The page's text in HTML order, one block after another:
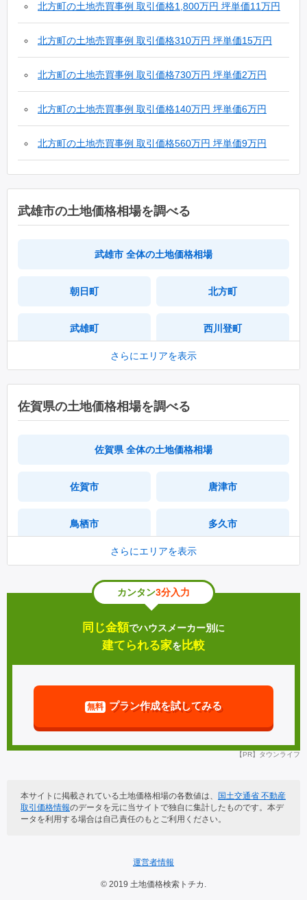
(2016年第３四半期)
北方町の土地売買事例 取引価格1,800万円 坪単価11万円
(2011年第４四半期)
北方町の土地売買事例 取引価格310万円 坪単価15万円
(2009年第１四半期)
北方町の土地売買事例 取引価格730万円 坪単価2万円
(2016年第１四半期)
北方町の土地売買事例 取引価格140万円 坪単価6万円
(2019年第２四半期)
北方町の土地売買事例 取引価格560万円 坪単価9万円
(2013年第３四半期)
武雄市の土地価格相場を調べる
武雄市 全体の土地価格相場
朝日町 北方町
武雄町 西川登町
橘町
さらにエリアを表示
佐賀県の土地価格相場を調べる
佐賀県 全体の土地価格相場
佐賀市 唐津市
鳥栖市 多久市
鹿島市 小城市
嬉野市 神埼市
上峰町 みやき町
玄海町 有田町
白石町 太良町
さらにエリアを表示
カンタン3分入力
同じ金額でハウスメーカー別に
建てられる家を比較
無料 プラン作成を試してみる
【PR】タウンライフ
本サイトに掲載されている土地価格相場の各数値は、
国土交通省 不動産
取引価格情報のデータを元に当サイトで独自に集計したものです。本デ
ータを利用する場合は自己責任のもとご利用ください。
運営者情報
© 2019 土地価格検索トチカ.